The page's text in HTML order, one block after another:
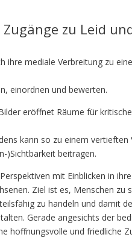
zu Leid
ihre mediale Verbreitung zu
einordnen und bewerten.
eröffnet Räume für
kann so zu einem vertieften
)Sichtbarkeit beitragen.
mit Einblicken in ihre
Ziel ist es, Menschen zu
zu handeln und damit
Gerade angesichts der
hoffnungsvolle und friedliche